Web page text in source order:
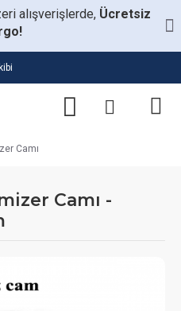
alışverişlerde, Ücretsiz
Camı
Camı -